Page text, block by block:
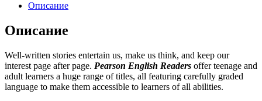
Описание
Описание
Well-written stories entertain us, make us think, and keep our
interest page after page. Pearson English Readers offer teenage and
adult learners a huge range of titles, all featuring carefully graded
language to make them accessible to learners of all abilities.